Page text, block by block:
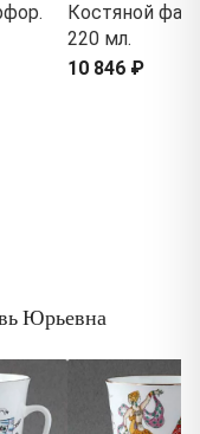
Костяной
220 мл.
10 846 ₽
Юрьевна